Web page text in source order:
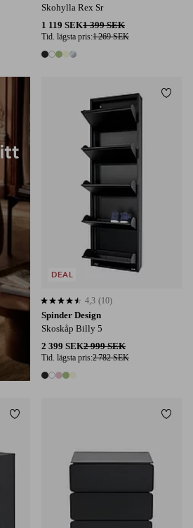
Skohylla Rex Sr
1 119 SEK1 399 SEK
Tid. lägsta pris:1 269 SEK
5 färger
Spinder Design
Skoskåp Billy 5
2 399 SEK2 999 SEK
Tid. lägsta pris:2 782 SEK
5 färger
4,3 baserat på 10 st betyg
4,3 (10)
DEAL
Lägg till i favoriter